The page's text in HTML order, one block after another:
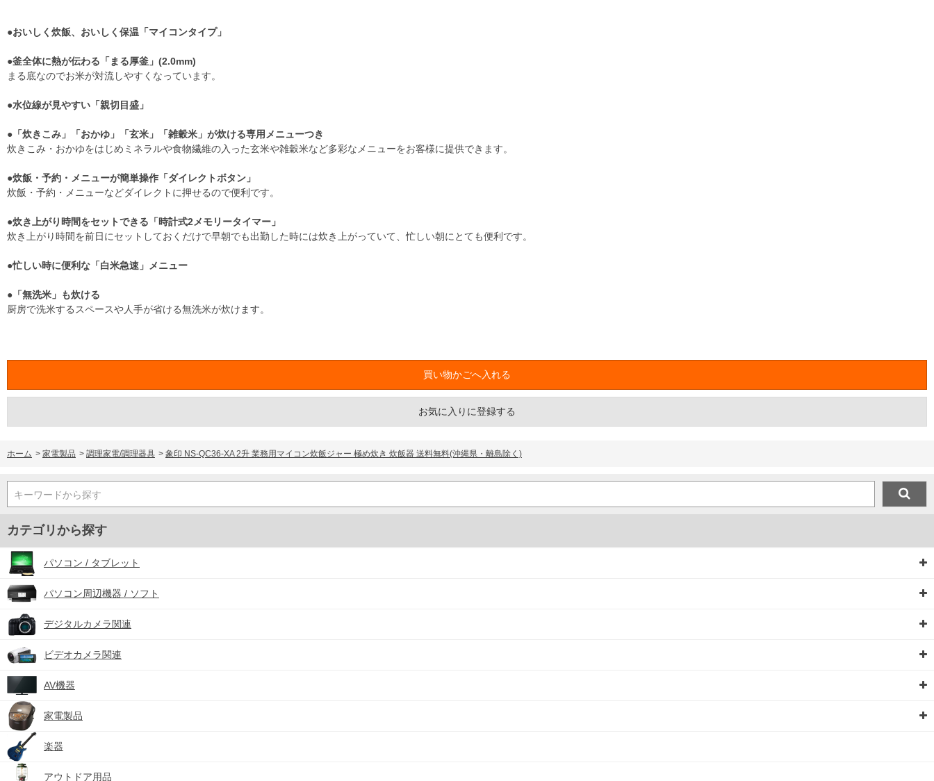
●おいしく炊飯、おいしく保温「マイコンタイプ」
●釜全体に熱が伝わる「まる厚釜」(2.0mm)
まる底なのでお米が対流しやすくなっています。
●水位線が見やすい「親切目盛」
●「炊きこみ」「おかゆ」「玄米」「雑穀米」が炊ける専用メニューつき
炊きこみ・おかゆをはじめミネラルや食物繊維の入った玄米や雑穀米など多彩なメニューをお客様に提供できます。
●炊飯・予約・メニューが簡単操作「ダイレクトボタン」
炊飯・予約・メニューなどダイレクトに押せるので便利です。
●炊き上がり時間をセットできる「時計式2メモリータイマー」
炊き上がり時間を前日にセットしておくだけで早朝でも出勤した時には炊き上がっていて、忙しい朝にとても便利です。
●忙しい時に便利な「白米急速」メニュー
●「無洗米」も炊ける
厨房で洗米するスペースや人手が省ける無洗米が炊けます。
お気に入りに登録する
ホーム > 家電製品 > 調理家電/調理器具 > 象印 NS-QC36-XA 2升 業務用マイコン炊飯ジャー 極め炊き 炊飯器 送料無料(沖縄県・離島除く)
キーワードから探す
カテゴリから探す
パソコン / タブレット
パソコン周辺機器 / ソフト
デジタルカメラ関連
ビデオカメラ関連
AV機器
家電製品
楽器
アウトドア用品